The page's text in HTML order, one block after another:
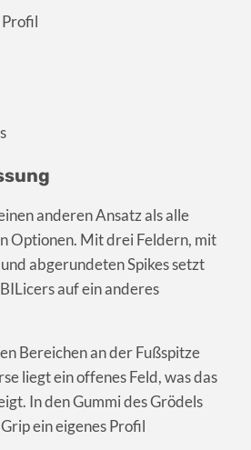
anderen Ansatz als alle
Optionen. Mit drei Feldern, mit
abgerundeten Spikes setzt
auf ein anderes
Bereichen an der Fußspitze
liegt ein offenes Feld, was das
In den Gummi des Grödels
ein eigenes Profil